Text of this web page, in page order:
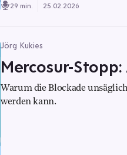
29 min. 25.02.2026
Jörg Kukies
Mercosur-
Warum die Blockade
werden kann.